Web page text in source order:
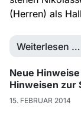
(Herren) als
Weiterlesen …
Neue
Hinweisen zur
15. FEBRUAR 2014